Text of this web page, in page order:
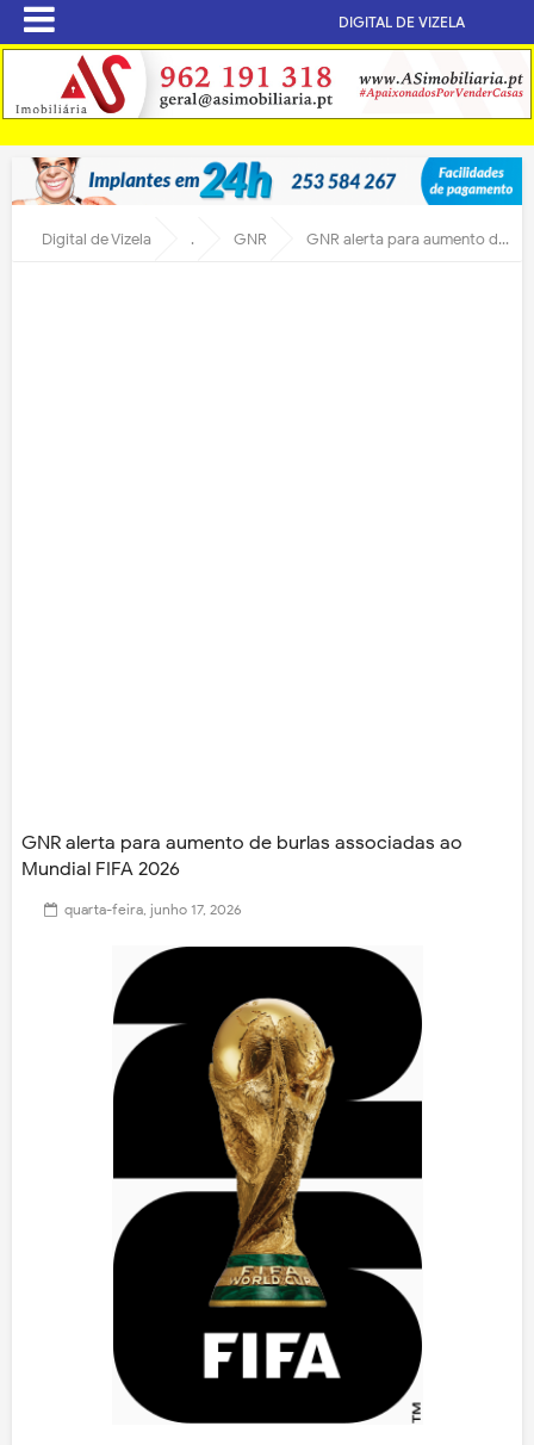
DIGITAL DE VIZELA
Digital de Vizela . GNR GNR alerta para aumento de burlas associadas ao Mundial FIFA 2026
GNR alerta para aumento de burlas associadas ao
Mundial FIFA 2026
quarta-feira, junho 17, 2026